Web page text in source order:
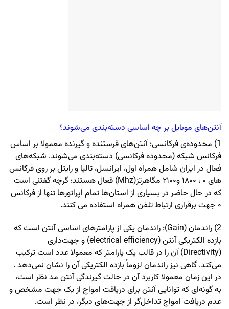
آنتن‌های موبایل بر چه اساسی دسته‌بندی می‌شوند؟
1) محدوده‌ی فرکانسی: آنتن‌های فرستنده و گیرنده معمولا بر اساس
فرکانس شبکه (محدوده فرکانسی) دسته‌بندی می‌شوند. شبکه‌های
فعال در ایران شامل همراه اول، ایرانسل، تالیا و رایتل بر روی فرکانس
های ۰ ، ۱۸۰۰ و۲۱۰۰ مگاهرتز(Mhz) فعال هستند؛ گرچه گفتنی است
که در حال حاضر در بسیاری از استان‌ها تمام اپراتورها تنها از فرکانس
۰ جهت برقراری ارتباط تلفن همراه استفاده می کنند.
2) راندمان (Gain): راندمان یکی از پارامترهای اساسی آنتن است که
بازده الکتریکی آنتن (electrical efficiency) و جهت‌داری
(Directivity) آن را در قالب یک پارامتر که معمولا عدد است ترکیب
می‌کند. گاهی نیز راندمان لزوماً بازده الکتریکی آن را نشان نمی‌دهد .
در این زمان معمولا کاربرد آن در حالت گیرندگی آنتن مد نظر است،
به گونه‌ای که توانایی آنتن برای دریافت امواج از یک جهت مشخص و
عدم دریافت امواج تداخل‌گر از جهت‌های دیگر، در نظر است.